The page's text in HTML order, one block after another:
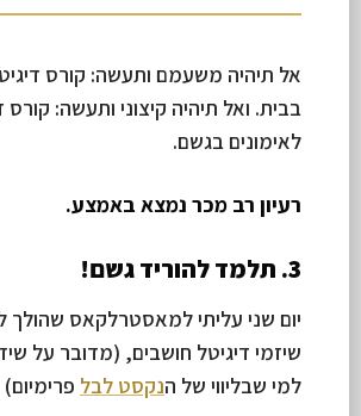
אל תיהיה משעמם ותעשה: קורס
בבית. ואל תיהיה קיצוני ותעשה: קורס
לאימונים בגשם.
רעיון רב מכר נמצא באמצע.
3. תלמד להוריד גשם!
יום שני עליתי למאסטרלקאס שהולך
שיזמי דיגיטל חושבים, (מדובר על
למי שבליווי של הנקסט לבל פרימיום)